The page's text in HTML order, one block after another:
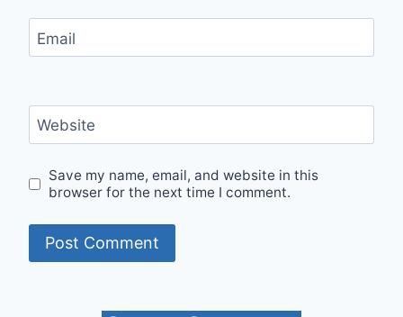
Email
Website
Save my name, email, and website in this
browser for the next time I comment.